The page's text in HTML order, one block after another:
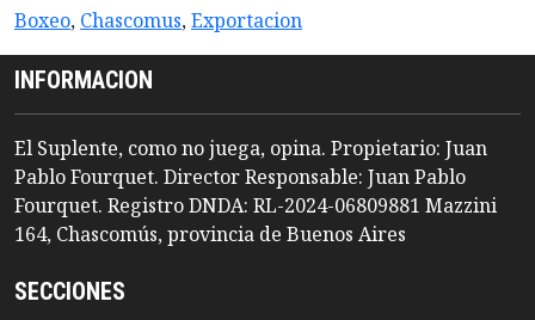
Boxeo, Chascomus,Exportacion
INFORMACION
El Suplente, como no juega, opina. Propietario: Juan
Pablo Fourquet. Director Responsable: Juan Pablo
Fourquet. Registro DNDA: RL-2024-06809881 Mazzini
164, Chascomús, provincia de Buenos Aires
SECCIONES